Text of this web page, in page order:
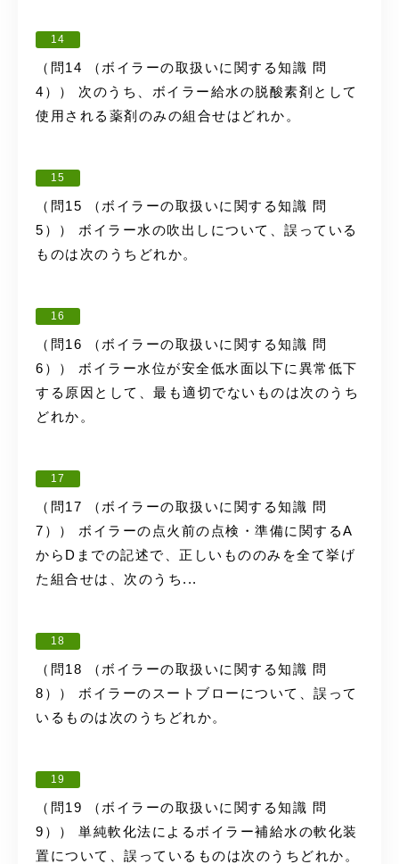
14
（問14 （ボイラーの取扱いに関する知識 問
4）） 次のうち、ボイラー給水の脱酸素剤として
使用される薬剤のみの組合せはどれか。
15
（問15 （ボイラーの取扱いに関する知識 問
5）） ボイラー水の吹出しについて、誤っている
ものは次のうちどれか。
16
（問16 （ボイラーの取扱いに関する知識 問
6）） ボイラー水位が安全低水面以下に異常低下
する原因として、最も適切でないものは次のうち
どれか。
17
（問17 （ボイラーの取扱いに関する知識 問
7）） ボイラーの点火前の点検・準備に関するA
からDまでの記述で、正しいもののみを全て挙げ
た組合せは、次のうち...
18
（問18 （ボイラーの取扱いに関する知識 問
8）） ボイラーのスートブローについて、誤って
いるものは次のうちどれか。
19
（問19 （ボイラーの取扱いに関する知識 問
9）） 単純軟化法によるボイラー補給水の軟化装
置について、誤っているものは次のうちどれか。